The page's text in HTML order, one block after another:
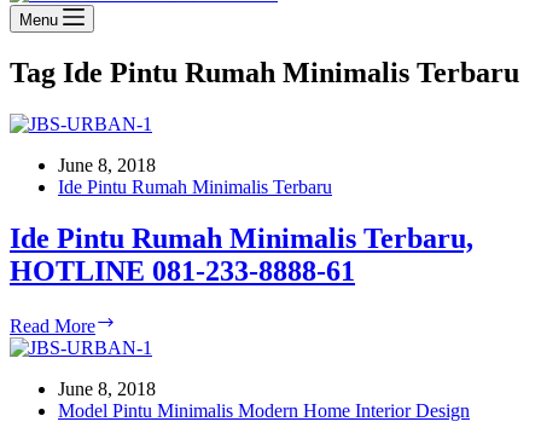
Menu
Tag Ide Pintu Rumah Minimalis Terbaru
June 8, 2018
Ide Pintu Rumah Minimalis Terbaru
Ide Pintu Rumah Minimalis Terbaru,
HOTLINE 081-233-8888-61
Read More
Pintu
Minimalis
Terbaru,
June 8, 2018
Model Pintu Minimalis Modern Home Interior Design